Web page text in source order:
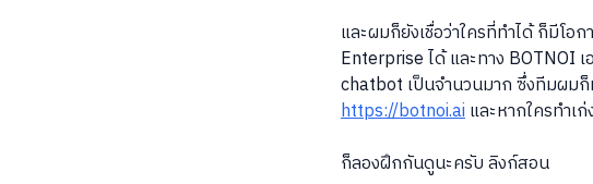
และผมก็ยังเชื่อว่าใครที่ทำได้ ก็มีโ
Enterprise ได้ และทาง BOTNOI
chatbot เป็นจำนวนมาก ซึ่งทีมผม
https://botnoi.aiและหากใครทำเ
ก็ลองฝึกกันดูนะครับ ลิงก์สอน